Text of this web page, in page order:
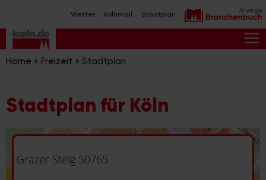
Inhalt
springen
Wetter Kölnmail Stadtplan
Home » Freizeit » Stadtplan
Stadtplan für Köln